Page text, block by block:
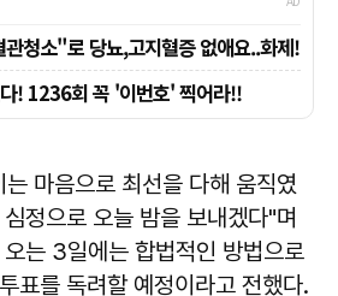
마음으로 최선을 다해 움직였
정으로 오늘 밤을 보내겠다"며
는 3일에는 합법적인 방법으로
표를 독려할 예정이라고 전했다.